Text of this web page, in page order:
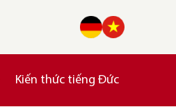
Kiến thức tiếng Đức